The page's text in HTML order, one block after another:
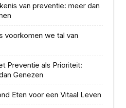
van preventie: meer dan
voorkomen we tal van
Preventie als Prioriteit:
Genezen
Eten voor een Vitaal Leven